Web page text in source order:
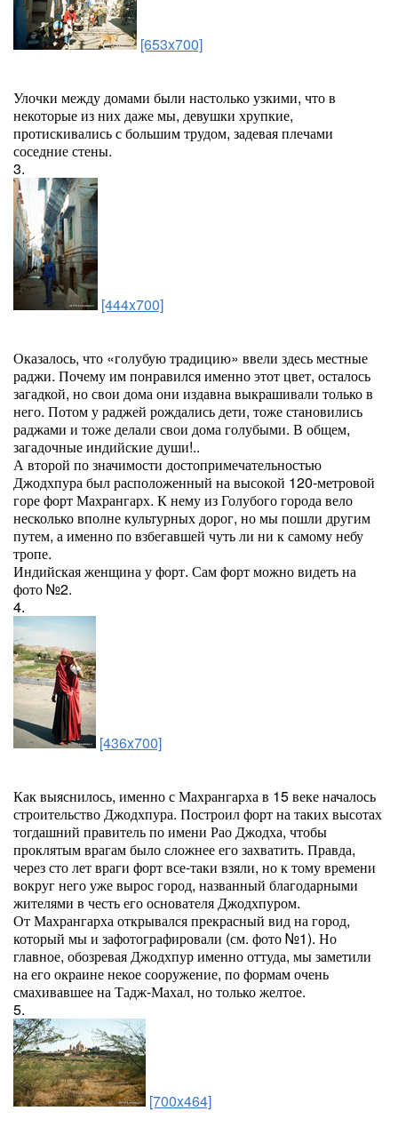
[653x700]
Улочки между домами были настолько узкими, что в
некоторые из них даже мы, девушки хрупкие,
протискивались с большим трудом, задевая плечами
соседние стены.
3.
[444x700]
Оказалось, что «голубую традицию» ввели здесь местные
раджи. Почему им понравился именно этот цвет, осталось
загадкой, но свои дома они издавна выкрашивали только в
него. Потом у раджей рождались дети, тоже становились
раджами и тоже делали свои дома голубыми. В общем,
загадочные индийские души!..
А второй по значимости достопримечательностью
Джодхпура был расположенный на высокой 120-метровой
горе форт Махрангарх. К нему из Голубого города вело
несколько вполне культурных дорог, но мы пошли другим
путем, а именно по взбегавшей чуть ли ни к самому небу
тропе.
Индийская женщина у форт. Сам форт можно видеть на
фото №2.
4.
[436x700]
Как выяснилось, именно с Махрангарха в 15 веке началось
строительство Джодхпура. Построил форт на таких высотах
тогдашний правитель по имени Рао Джодха, чтобы
проклятым врагам было сложнее его захватить. Правда,
через сто лет враги форт все-таки взяли, но к тому времени
вокруг него уже вырос город, названный благодарными
жителями в честь его основателя Джодхпуром.
От Махрангарха открывался прекрасный вид на город,
который мы и зафотографировали (см. фото №1). Но
главное, обозревая Джодхпур именно оттуда, мы заметили
на его окраине некое сооружение, по формам очень
смахивавшее на Тадж-Махал, но только желтое.
5.
[700x464]